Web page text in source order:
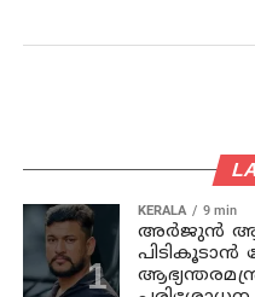
KERALA 9 min
അര്‍ജുന്‍
പിടികൂടാന്‍